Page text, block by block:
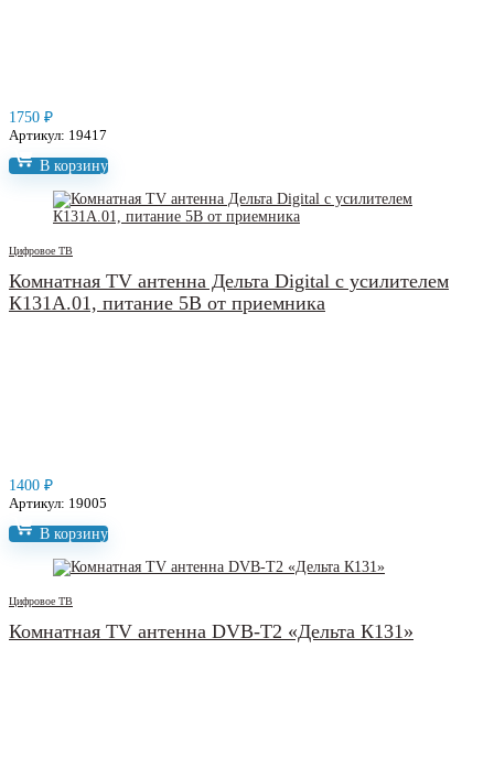
1750 ₽
Артикул: 19417
В корзину
Цифровое ТВ
Комнатная TV антенна Дельта Digital с усилителем
К131А.01, питание 5В от приемника
1400 ₽
Артикул: 19005
В корзину
Цифровое ТВ
Комнатная TV антенна DVB-T2 «Дельта К131»